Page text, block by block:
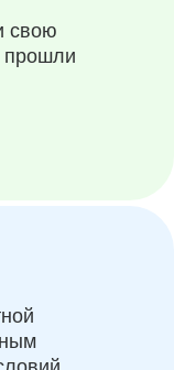
свою
прошли